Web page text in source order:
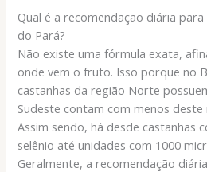
Qual é a recomendação diária
do Pará?
Não existe uma fórmula exata,
onde vem o fruto. Isso porque no
castanhas da região Norte
Sudeste contam com menos deste
Assim sendo, há desde castanhas
selênio até unidades com 1000
Geralmente, a recomendação